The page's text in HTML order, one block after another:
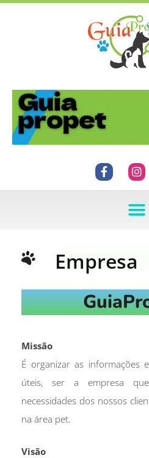
Empresa
Missão
É organizar as informações
úteis, ser a empresa
necessidades dos nossos
na área pet.
Visão